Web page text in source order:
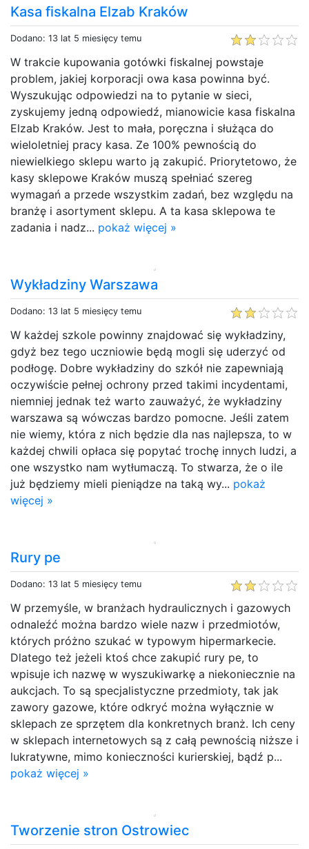
Kasa fiskalna Elzab Kraków
Dodano: 13 lat 5 miesięcy temu
W trakcie kupowania gotówki fiskalnej powstaje
problem, jakiej korporacji owa kasa powinna być.
Wyszukując odpowiedzi na to pytanie w sieci,
zyskujemy jedną odpowiedź, mianowicie kasa fiskalna
Elzab Kraków. Jest to mała, poręczna i służąca do
wieloletniej pracy kasa. Ze 100% pewnością do
niewielkiego sklepu warto ją zakupić. Priorytetowo, że
kasy sklepowe Kraków muszą spełniać szereg
wymagań a przede wszystkim zadań, bez względu na
branżę i asortyment sklepu. A ta kasa sklepowa te
zadania i nadz... pokaż więcej »
Wykładziny Warszawa
Dodano: 13 lat 5 miesięcy temu
W każdej szkole powinny znajdować się wykładziny,
gdyż bez tego uczniowie będą mogli się uderzyć od
podłogę. Dobre wykładziny do szkół nie zapewniają
oczywiście pełnej ochrony przed takimi incydentami,
niemniej jednak też warto zauważyć, że wykładziny
warszawa są wówczas bardzo pomocne. Jeśli zatem
nie wiemy, która z nich będzie dla nas najlepsza, to w
każdej chwili opłaca się popytać trochę innych ludzi, a
one wszystko nam wytłumaczą. To stwarza, że o ile
już będziemy mieli pieniądze na taką wy... pokaż
więcej »
Rury pe
Dodano: 13 lat 5 miesięcy temu
W przemyśle, w branżach hydraulicznych i gazowych
odnaleźć można bardzo wiele nazw i przedmiotów,
których próżno szukać w typowym hipermarkecie.
Dlatego też jeżeli ktoś chce zakupić rury pe, to
wpisuje ich nazwę w wyszukiwarkę a niekoniecznie na
aukcjach. To są specjalistyczne przedmioty, tak jak
zawory gazowe, które odkryć można wyłącznie w
sklepach ze sprzętem dla konkretnych branż. Ich ceny
w sklepach internetowych są z całą pewnością niższe i
lukratywne, mimo konieczności kurierskiej, bądź p...
pokaż więcej »
Tworzenie stron Ostrowiec